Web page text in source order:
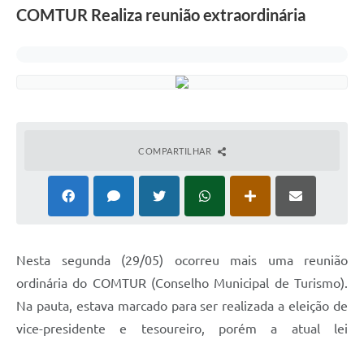
COMTUR Realiza reunião extraordinária
COMPARTILHAR
Nesta segunda (29/05) ocorreu mais uma reunião
ordinária do COMTUR (Conselho Municipal de Turismo).
Na pauta, estava marcado para ser realizada a eleição de
vice-presidente e tesoureiro, porém a atual lei